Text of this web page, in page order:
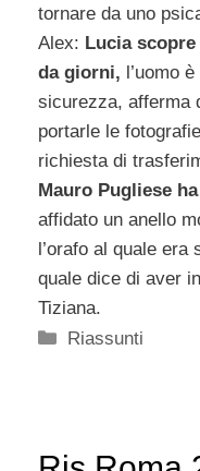
tornare da uno
Alex: Lucia
da giorni, l’uomo
sicurezza, afferma
portarle le
richiesta di
Mauro Pugliese
affidato un anello
l’orafo al quale era
quale dice di aver
Tiziana.
Categorie
Riassunti